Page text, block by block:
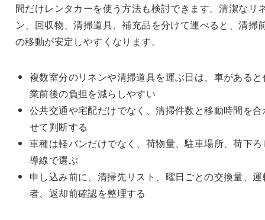
間だけレンタカーを使う方法も検討できます。清潔なリ
ン、回収物、清掃道具、補充品を分けて運べると、清掃
の移動が安定しやすくなります。
複数室分のリネンや清掃道具を運ぶ日は、車があると
業前後の負担を減らしやすい
公共交通や宅配だけでなく、清掃件数と移動時間を合
せて判断する
車種は軽バンだけでなく、荷物量、駐車場所、荷下ろ
導線で選ぶ
申し込み前に、清掃先リスト、曜日ごとの交換量、運
者、返却前確認を整理する